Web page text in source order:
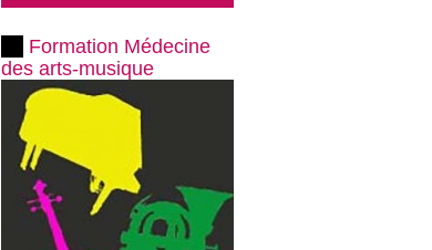
Formation Médecine
des arts-musique